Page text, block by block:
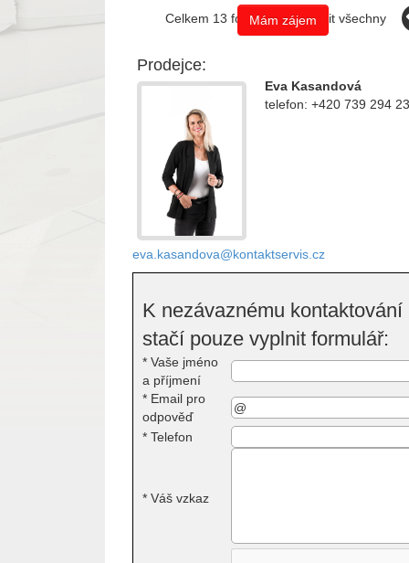
Celkem 13 fotografií, zobrazit všechny
Mám zájem
Prodejce:
Eva Kasandová
telefon: +420 739 294
eva.kasandova@kontaktservis.cz
K nezávaznému kontaktování
stačí pouze vyplnit formulář:
* Vaše jméno
a příjmení
* Email pro
odpověď
* Telefon
* Váš vzkaz